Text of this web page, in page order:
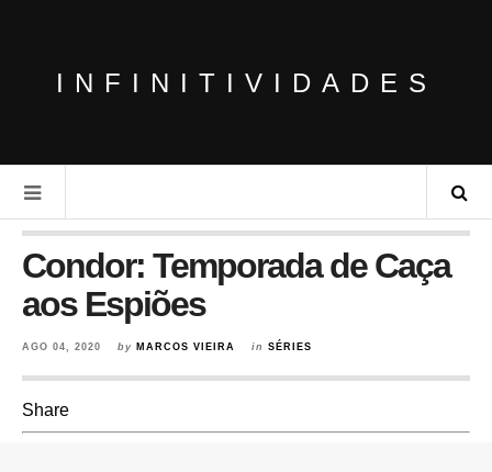
INFINITIVIDADES
Condor: Temporada de Caça
aos Espiões
AGO 04, 2020 by MARCOS VIEIRA in SÉRIES
Share